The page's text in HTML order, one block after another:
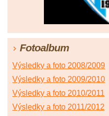
Fotoalbum
Výsledky a foto 2008/2009
Výsledky a foto 2009/2010
Výsledky a foto 2010/2011
Výsledky a foto 2011/2012